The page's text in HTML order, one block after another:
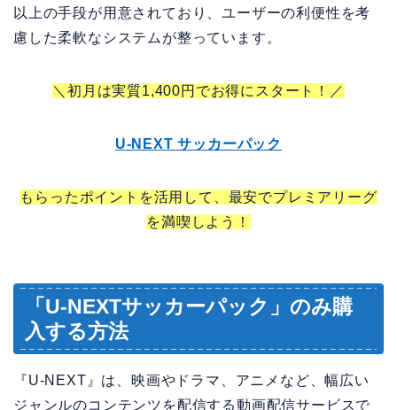
以上の手段が用意されており、ユーザーの利便性を考
慮した柔軟なシステムが整っています。
＼初月は実質1,400円でお得にスタート！／
U-NEXT サッカーパック
もらったポイントを活用して、最安でプレミアリーグ
を満喫しよう！
「U-NEXTサッカーパック」のみ購
入する方法
『U-NEXT』は、映画やドラマ、アニメなど、幅広い
ジャンルのコンテンツを配信する動画配信サービスで